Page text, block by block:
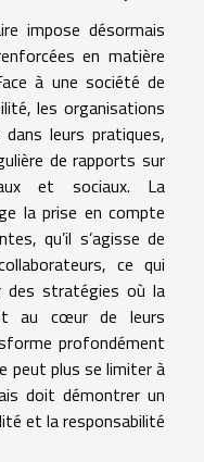
impose désormais
en matière
à une société de
les organisations
leurs pratiques,
de rapports sur
et sociaux. La
la prise en compte
qu’il s’agisse de
ce qui
des stratégies où la
au cœur de leurs
profondément
peut plus se limiter à
doit démontrer un
et la responsabilité